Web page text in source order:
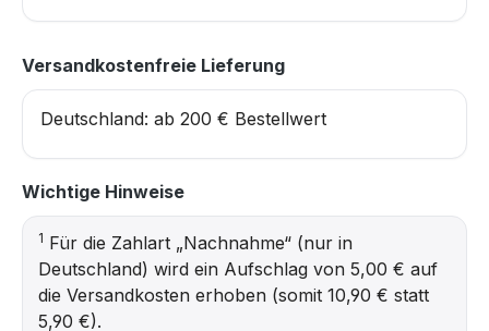
Versandkostenfreie Lieferung
Deutschland: ab 200 € Bestellwert
Wichtige Hinweise
1 Für die Zahlart „Nachnahme“ (nur in
Deutschland) wird ein Aufschlag von 5,00 € auf
die Versandkosten erhoben (somit 10,90 € statt
5,90 €).